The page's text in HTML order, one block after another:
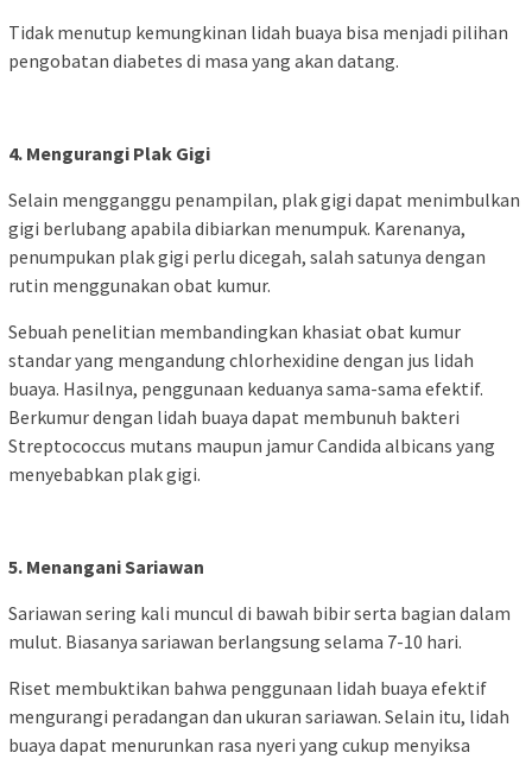
Tidak menutup kemungkinan lidah buaya bisa menjadi pilihan
pengobatan diabetes di masa yang akan datang.
4. Mengurangi Plak Gigi
Selain mengganggu penampilan, plak gigi dapat menimbulkan
gigi berlubang apabila dibiarkan menumpuk. Karenanya,
penumpukan plak gigi perlu dicegah, salah satunya dengan
rutin menggunakan obat kumur.
Sebuah penelitian membandingkan khasiat obat kumur
standar yang mengandung chlorhexidine dengan jus lidah
buaya. Hasilnya, penggunaan keduanya sama-sama efektif.
Berkumur dengan lidah buaya dapat membunuh bakteri
Streptococcus mutans maupun jamur Candida albicans yang
menyebabkan plak gigi.
5. Menangani Sariawan
Sariawan sering kali muncul di bawah bibir serta bagian dalam
mulut. Biasanya sariawan berlangsung selama 7-10 hari.
Riset membuktikan bahwa penggunaan lidah buaya efektif
mengurangi peradangan dan ukuran sariawan. Selain itu, lidah
buaya dapat menurunkan rasa nyeri yang cukup menyiksa